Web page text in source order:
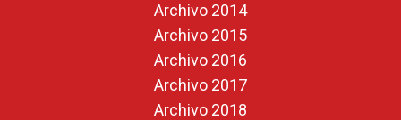
Archivo 2014
Archivo 2015
Archivo 2016
Archivo 2017
Archivo 2018